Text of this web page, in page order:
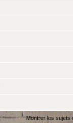
Montrer les sujets